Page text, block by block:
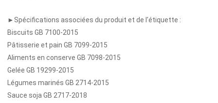
►Spécifications associées du produit et de l'étiquette :
Biscuits GB 7100-2015
Pâtisserie et pain GB 7099-2015
Aliments en conserve GB 7098-2015
Gelée GB 19299-2015
Légumes marinés GB 2714-2015
Sauce soja GB 2717-2018